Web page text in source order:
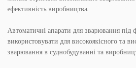
ефективність виробництва.
Автоматичні апарати для зварювання
використовувати для високоякісного та
зварювання в суднобудуванні та